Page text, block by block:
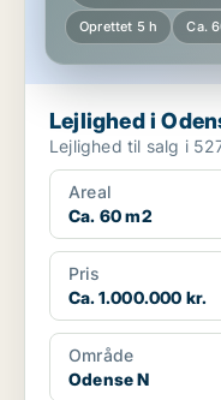
Oprettet 5 h Ca.
Lejlighed i
Areal
Ca. 60 m2
Pris
Ca. 1.000.000 kr.
Område
Odense N